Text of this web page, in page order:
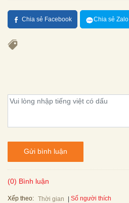
Chia sẻ Facebook Chia sẻ Zalo
Gửi bình luận
(0) Bình luận
Xếp theo: Thời gian Số người thích